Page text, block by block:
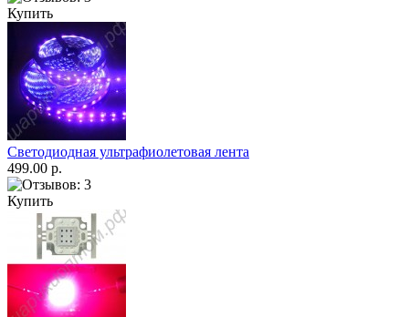
Купить
Светодиодная ультрафиолетовая лента
499.00 р.
Купить